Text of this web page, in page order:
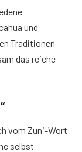
und
Traditionen
das reiche
vom Zuni-Wort
selbst